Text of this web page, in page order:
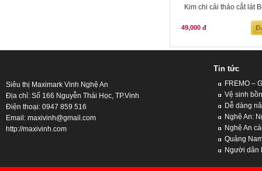
Kim chi cải thảo cắt lát
49,000 đ
Siêu thị Maximark Vinh Nghệ An
Địa chỉ: Số 166 Nguyễn Thái Học, TP.Vinh
Điện thoại: 0947 859 516
Email: maxivinh@gmail.com
http://maxivinh.com
Tin tức
FREMO –
Vệ sinh
Dễ dàng
Nghệ An:
Nghệ An
Quảng
Người dân